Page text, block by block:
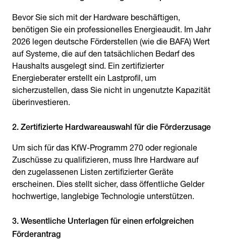
Bevor Sie sich mit der Hardware beschäftigen,
benötigen Sie ein professionelles Energieaudit. Im Jahr
2026 legen deutsche Förderstellen (wie die BAFA) Wert
auf Systeme, die auf den tatsächlichen Bedarf des
Haushalts ausgelegt sind. Ein zertifizierter
Energieberater erstellt ein Lastprofil, um
sicherzustellen, dass Sie nicht in ungenutzte Kapazität
überinvestieren.
2. Zertifizierte Hardwareauswahl für die Förderzusage
Um sich für das KfW-Programm 270 oder regionale
Zuschüsse zu qualifizieren, muss Ihre Hardware auf
den zugelassenen Listen zertifizierter Geräte
erscheinen. Dies stellt sicher, dass öffentliche Gelder
hochwertige, langlebige Technologie unterstützen.
3. Wesentliche Unterlagen für einen erfolgreichen
Förderantrag